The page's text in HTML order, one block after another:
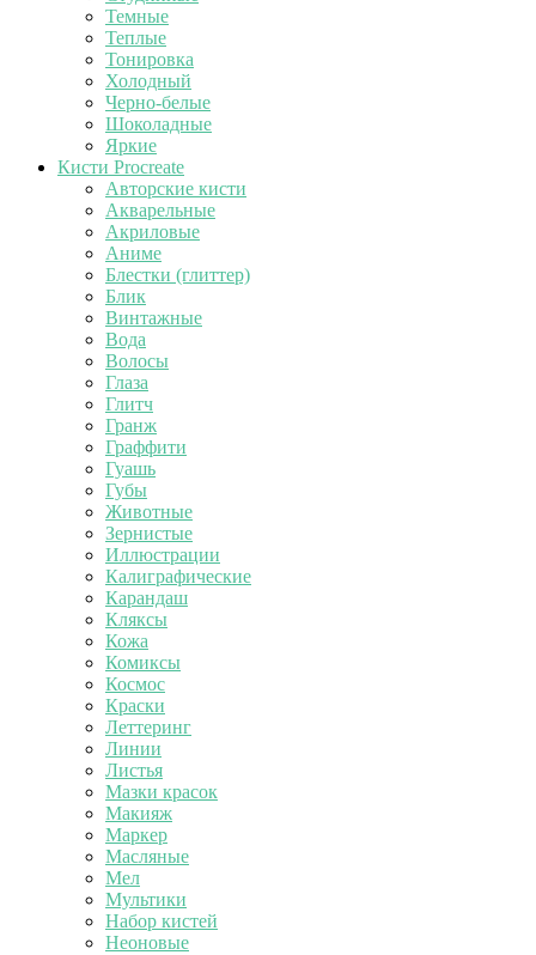
Темные
Теплые
Тонировка
Холодный
Черно-белые
Шоколадные
Яркие
Кисти Procreate
Авторские кисти
Акварельные
Акриловые
Аниме
Блестки (глиттер)
Блик
Винтажные
Вода
Волосы
Глаза
Глитч
Гранж
Граффити
Гуашь
Губы
Животные
Зернистые
Иллюстрации
Калиграфические
Карандаш
Кляксы
Кожа
Комиксы
Космос
Краски
Леттеринг
Линии
Листья
Мазки красок
Макияж
Маркер
Масляные
Мел
Мультики
Набор кистей
Неоновые